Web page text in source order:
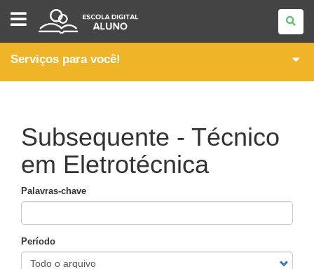
ESCOLA
DIGITAL
-
ALUNO
Serviços para você!
Subsequente - Técnico
em Eletrotécnica
Palavras-chave
Período